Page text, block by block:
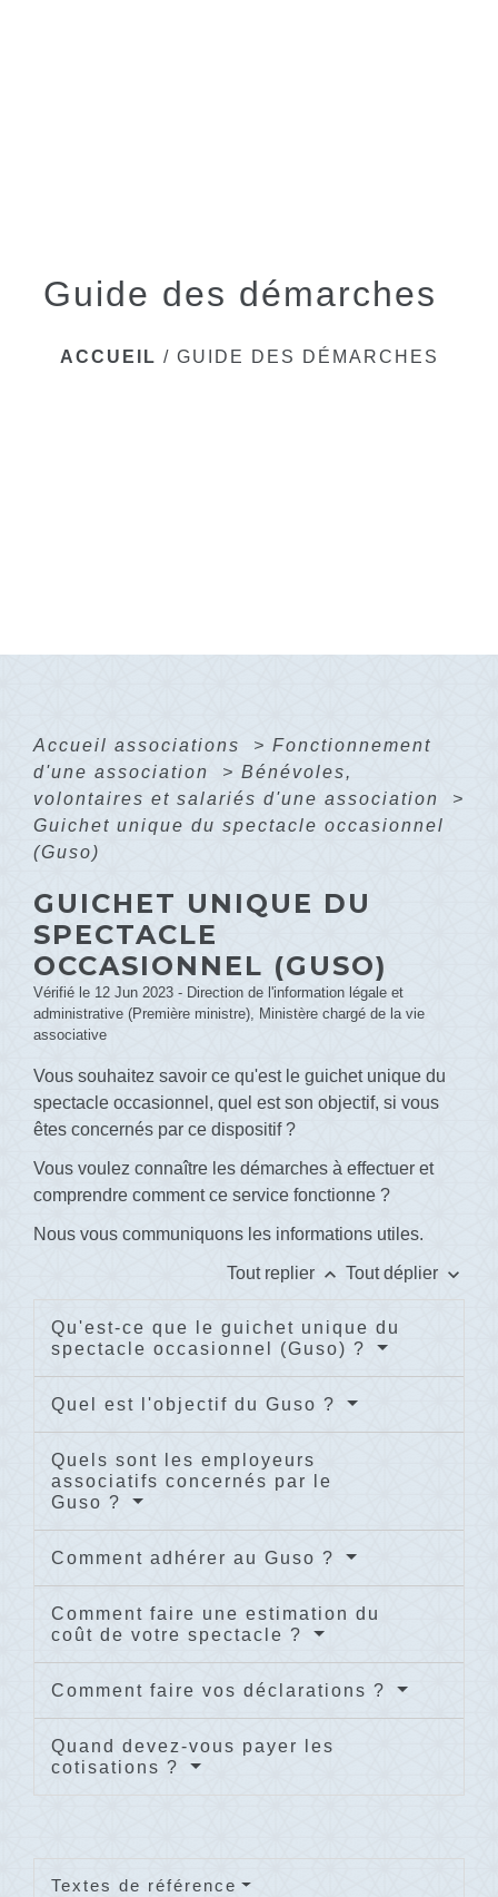
Guide des démarches
ACCUEIL / GUIDE DES DÉMARCHES
Accueil associations > Fonctionnement
d'une association
> Bénévoles,
volontaires et salariés d'une association
>
Guichet unique du spectacle occasionnel
(Guso)
GUICHET UNIQUE DU
SPECTACLE
OCCASIONNEL (GUSO)
Vérifié le 12 Jun 2023 - Direction de l'information légale et
administrative (Première ministre), Ministère chargé de la vie
associative
Vous souhaitez savoir ce qu'est le guichet unique du
spectacle occasionnel, quel est son objectif, si vous
êtes concernés par ce dispositif ?
Vous voulez connaître les démarches à effectuer et
comprendre comment ce service fonctionne ?
Nous vous communiquons les informations utiles.
Tout replier keyboard_arrow_up Tout déplier keyboard_arrow_down
Qu'est-ce que le guichet unique du
spectacle occasionnel (Guso) ?
Quel est l'objectif du Guso ?
Quels sont les employeurs
associatifs concernés par le
Guso ?
Comment adhérer au Guso ?
Comment faire une estimation du
coût de votre spectacle ?
Comment faire vos déclarations ?
Quand devez-vous payer les
cotisations ?
Textes de référence